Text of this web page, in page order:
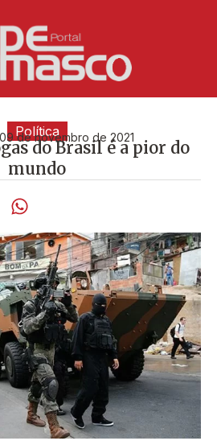
Política
09 de novembro de 2021
do Brasil é a pior do
mundo